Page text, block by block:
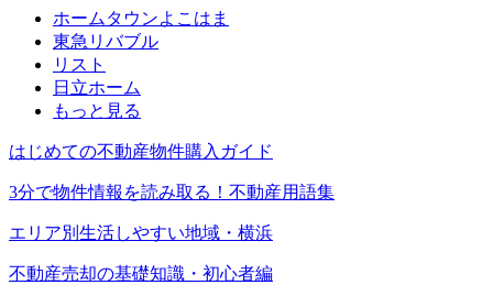
ホームタウンよこはま
東急リバブル
リスト
日立ホーム
もっと見る
はじめての不動産物件購入ガイド
3分で物件情報を読み取る！不動産用語集
エリア別生活しやすい地域・横浜
不動産売却の基礎知識・初心者編